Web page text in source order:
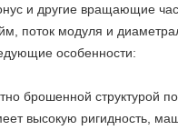
и другие вращающие
поток модуля и
особенности:
брошенной структурой
высокую ригидность,